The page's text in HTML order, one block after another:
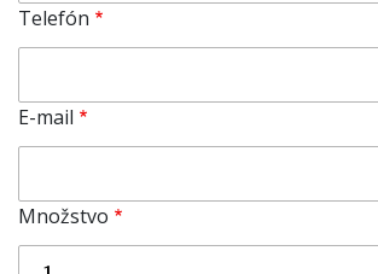
Telefón
E-mail
Množstvo